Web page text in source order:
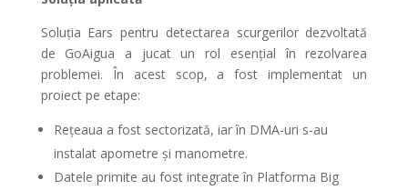
Soluția Ears pentru detectarea scurgerilor dezvoltată
de GoAigua a jucat un rol esențial în rezolvarea
problemei. În acest scop, a fost implementat un
proiect pe etape:
Rețeaua a fost sectorizată, iar în DMA-uri s-au
instalat apometre și manometre.
Datele primite au fost integrate în Platforma Big